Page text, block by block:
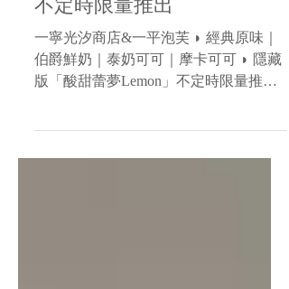
隱藏版「酸甜蕾夢Lemon」
不定時限量推出
一寧光汐商店&一平泡芙 ◗ 經典原味｜
時間：15:00-18:30 or售完為止